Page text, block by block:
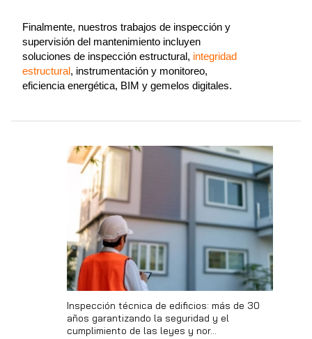
Finalmente, nuestros trabajos de inspección y
supervisión del mantenimiento incluyen
soluciones de inspección estructural, integridad
estructural, instrumentación y monitoreo,
eficiencia energética, BIM y gemelos digitales.
Inspección técnica de edificios: más de 30
años garantizando la seguridad y el
cumplimiento de las leyes y nor...